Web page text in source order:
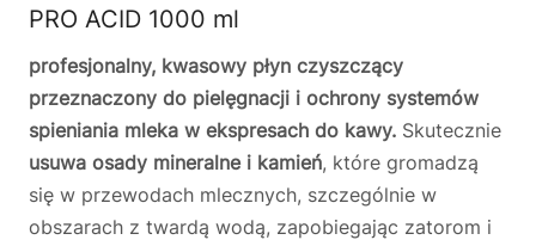
PRO ACID 1000 ml
profesjonalny, kwasowy płyn czyszczący
przeznaczony do pielęgnacji i ochrony systemów
spieniania mleka w ekspresach do kawy. Skutecznie
usuwa osady mineralne i kamień, które gromadzą
się w przewodach mlecznych, szczególnie w
obszarach z twardą wodą, zapobiegając zatorom i